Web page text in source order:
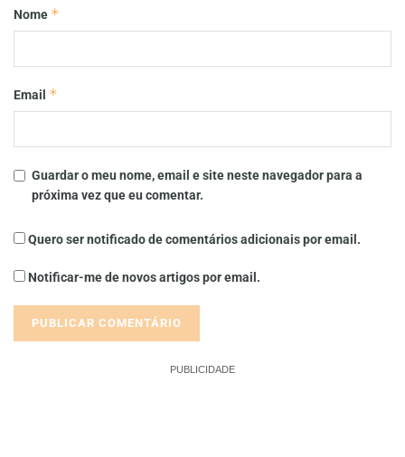
Nome *
Email *
Guardar o meu nome, email e site neste navegador para a
próxima vez que eu comentar.
Quero ser notificado de comentários adicionais por email.
Notificar-me de novos artigos por email.
PUBLICIDADE